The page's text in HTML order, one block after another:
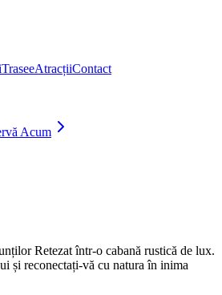
TraseeAtracțiiContact
Acum
Retezat într-o cabană rustică de lux.
și reconectați-vă cu natura în inima